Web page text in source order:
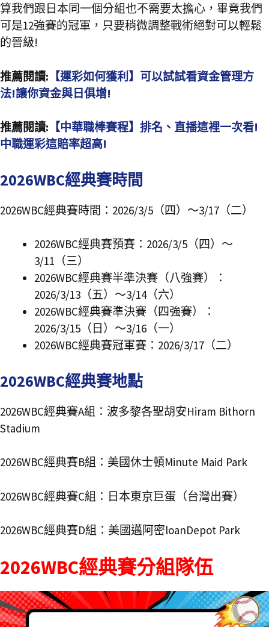
算我們跟日本同一個分組也不需要太擔心，畢竟我們
可是12強賽的冠軍，只要稍微調整戰術絕對可以輕鬆
的晉級!
推薦閱讀: 【運彩如何獲利】可以試試看資金管理方
法!讓你資金與日俱增!
推薦閱讀: 【中華職棒賽程】排名、直播這裡一次看!
中職運彩這賠率超高!
2026WBC經典賽時間
2026WBC經典賽時間：2026/3/5（四）～3/17（二）
2026WBC經典賽預賽：2026/3/5（四）～
3/11（三）
2026WBC經典賽半準決賽（八強賽）：
2026/3/13（五）～3/14（六）
2026WBC經典賽準決賽（四強賽）：
2026/3/15（日）～3/16（一）
2026WBC經典賽冠軍賽：2026/3/17（二）
2026WBC經典賽地點
2026WBC經典賽A組：波多黎各聖胡安Hiram Bithorn
Stadium
2026WBC經典賽B組：美國休士頓Minute Maid Park
2026WBC經典賽C組：日本東京巨蛋（台灣出賽）
2026WBC經典賽D組：美國邁阿密loanDepot Park
2026WBC經典賽分組隊伍